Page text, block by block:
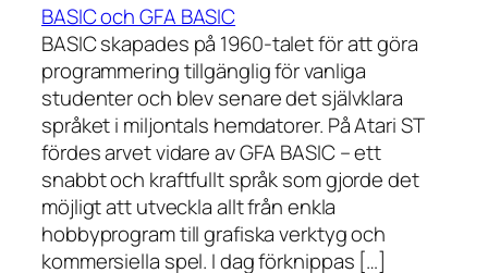
BASIC och GFA BASIC
BASIC skapades på 1960-talet för att göra
programmering tillgänglig för vanliga
studenter och blev senare det självklara
språket i miljontals hemdatorer. På Atari ST
fördes arvet vidare av GFA BASIC – ett
snabbt och kraftfullt språk som gjorde det
möjligt att utveckla allt från enkla
hobbyprogram till grafiska verktyg och
kommersiella spel. I dag förknippas […]